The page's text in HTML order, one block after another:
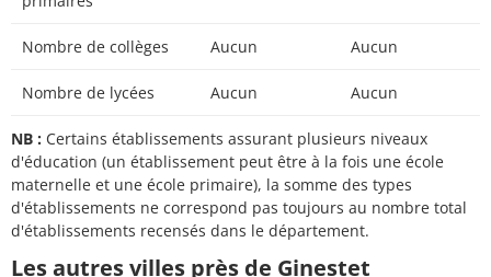
Nombre de collèges Aucun Aucun
Nombre de lycées Aucun Aucun
NB : Certains établissements assurant plusieurs niveaux
d'éducation (un établissement peut être à la fois une école
maternelle et une école primaire), la somme des types
d'établissements ne correspond pas toujours au nombre total
d'établissements recensés dans le département.
Les autres villes près de Ginestet